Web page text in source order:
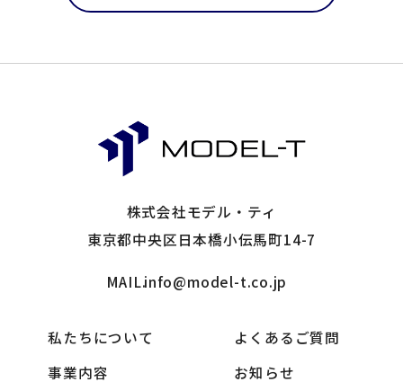
株式会社モデル・ティ
東京都中央区日本橋小伝馬町14-7
MAIL.info@model-t.co.jp
私たちについて
事業内容
よくあるご質問
お知らせ